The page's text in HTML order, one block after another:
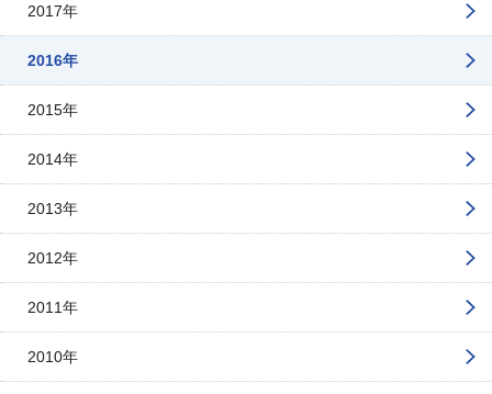
2017年
2016年
2015年
2014年
2013年
2012年
2011年
2010年